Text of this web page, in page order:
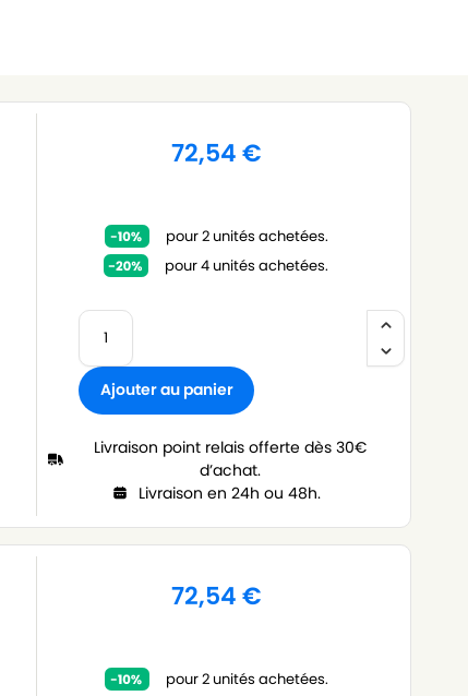
72,54€
pour 2 unités achetées.
pour 4 unités achetées.
Ajouter au panier
Livraison point relais offerte dès 30€
d’achat.
Livraison en 24h ou 48h.
72,54€
pour 2 unités achetées.